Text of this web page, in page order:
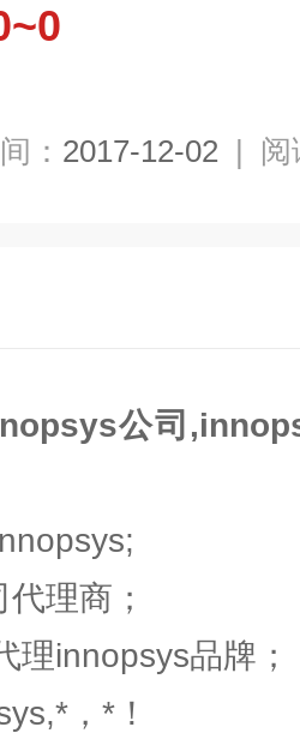
： 2017-12-02 | 阅
公司
代理商；
理innopsys品牌
，*！